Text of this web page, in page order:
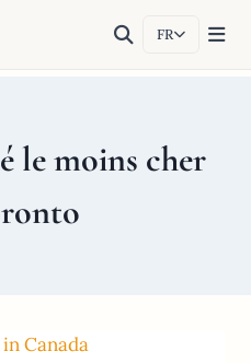
FR
le moins cher